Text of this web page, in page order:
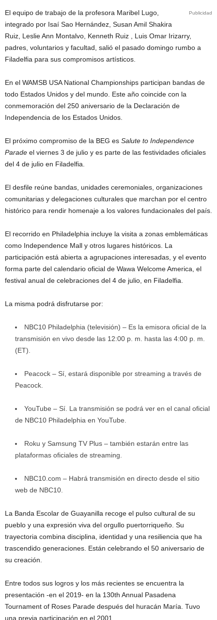
Publicidad
El equipo de trabajo de la profesora Maribel Lugo,
integrado por Isaí Sao Hernández, Susan Amil Shakira
Ruiz, Leslie Ann Montalvo, Kenneth Ruiz , Luis Omar Irizarry,
padres, voluntarios y facultad, salió el pasado domingo rumbo a
Filadelfia para sus compromisos artísticos.
En el WAMSB USA National Championships participan bandas de
todo Estados Unidos y del mundo. Este año coincide con la
conmemoración del 250 aniversario de la Declaración de
Independencia de los Estados Unidos.
El próximo compromiso de la BEG es Salute to Independence
Parade el viernes 3 de julio y es parte de las festividades oficiales
del 4 de julio en Filadelfia.
El desfile reúne bandas, unidades ceremoniales, organizaciones
comunitarias y delegaciones culturales que marchan por el centro
histórico para rendir homenaje a los valores fundacionales del país.
El recorrido en Philadelphia incluye la visita a zonas emblemáticas
como Independence Mall y otros lugares históricos. La
participación está abierta a agrupaciones interesadas, y el evento
forma parte del calendario oficial de Wawa Welcome America, el
festival anual de celebraciones del 4 de julio, en Filadelfia.
La misma podrá disfrutarse por:
NBC10 Philadelphia (televisión) – Es la emisora oficial de la
transmisión en vivo desde las 12:00 p. m. hasta las 4:00 p. m.
(ET).
Peacock – Sí, estará disponible por streaming a través de
Peacock.
YouTube – Sí. La transmisión se podrá ver en el canal oficial
de NBC10 Philadelphia en YouTube.
Roku y Samsung TV Plus – también estarán entre las
plataformas oficiales de streaming.
NBC10.com – Habrá transmisión en directo desde el sitio
web de NBC10.
La Banda Escolar de Guayanilla recoge el pulso cultural de su
pueblo y una expresión viva del orgullo puertorriqueño. Su
trayectoria combina disciplina, identidad y una resiliencia que ha
trascendido generaciones. Están celebrando el 50 aniversario de
su creación.
Entre todos sus logros y los más recientes se encuentra la
presentación -en el 2019- en la 130th Annual Pasadena
Tournament of Roses Parade después del huracán María. Tuvo
una previa participación en el 2001.